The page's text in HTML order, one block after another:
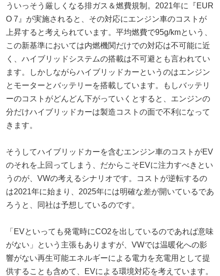
ういっそう厳しくなる排ガス＆燃費規制。2021年に『EUR
O 7』が実施されると、その対応にエンジン車のコストが
上昇すると考えられています。平均燃費で95g/kmという、
この新基準においては内燃機関だけでの対応は不可能に近
く、ハイブリッドシステムの搭載は不可避とも言われてい
ます。しかしながらハイブリッドカーというのはエンジン
とモーターとバッテリーを搭載しています。もしバッテリ
ーのコストがどんどん下がっていくとすると、エンジンの
分だけハイブリッドカーは製造コストの面で不利になって
きます。
そうしてハイブリッドカーを含むエンジン車のコストがEV
のそれを上回ってしまう、だからこそEVに注力すべきとい
うのが、VWの考えるシナリオです。コストが逆転するの
は2021年に始まり、2025年には明確な差が開いているであ
ろうと、同社は予想しているのです。
「EVといっても発電時にCO2を出しているのであれば意味
がない」という主張もありますが、VWでは温暖化への影
響がない再生可能エネルギーによる電力を充電用として提
供することも含めて、EVによる環境対応を考えています。